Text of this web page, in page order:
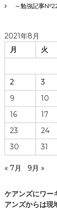
～勉強記事
2021年8月
月
火
2
3
9
10
16
17
23
24
30
31
« 7月 9月 »
ケアンズにワー
アンズからは